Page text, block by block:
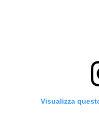
Visualizza